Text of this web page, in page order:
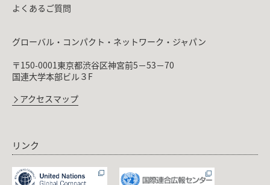
よくあるご質問
グローバル・コンパクト・ネットワーク・ジャパン
〒150-0001東京都渋谷区神宮前5－53－70
国連大学本部ビル３F
アクセスマップ
リンク